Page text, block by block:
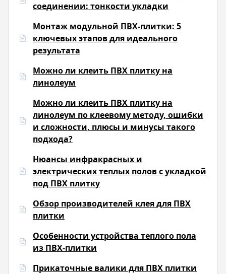
соединении: тонкости укладки
Монтаж модульной ПВХ-плитки: 5
ключевых этапов для идеального
результата
Можно ли клеить ПВХ плитку на
линолеум
Можно ли клеить ПВХ плитку на
линолеум по клеевому методу, ошибки
и сложности, плюсы и минусы такого
подхода?
Нюансы инфракрасных и
электрических теплых полов с укладкой
под ПВХ плитку
Обзор производителей клея для ПВХ
плитки
Особенности устройства теплого пола
из ПВХ-плитки
Прикаточные валики для ПВХ плитки